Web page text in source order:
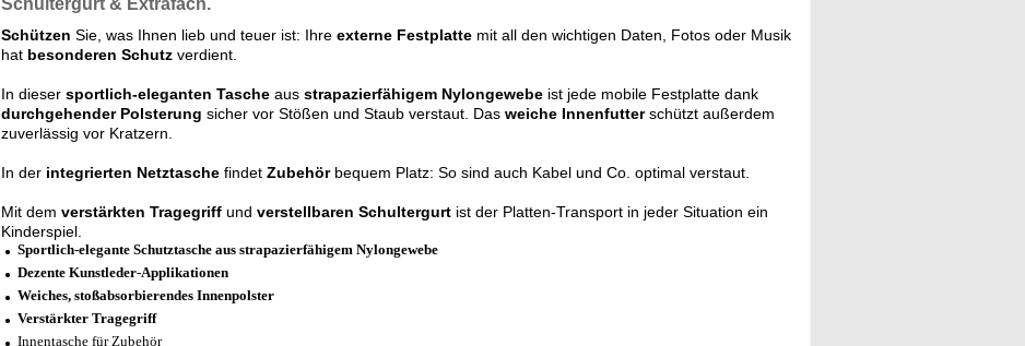
Schultergurt & Extrafach.
Schützen Sie, was Ihnen lieb und teuer ist: Ihre externe Festplatte mit all den wichtigen Daten, Fotos oder Musik
hat besonderen Schutz verdient.
In dieser sportlich-eleganten Tasche aus strapazierfähigem Nylongewebe ist jede mobile Festplatte dank
durchgehender Polsterung sicher vor Stößen und Staub verstaut. Das weiche Innenfutterschützt außerdem
zuverlässig vor Kratzern.
In der integrierten Netztasche findet Zubehörbequem Platz: So sind auch Kabel und Co. optimal verstaut.
Mit dem verstärkten Tragegriff und verstellbaren Schultergurt ist der Platten-Transport in jeder Situation ein
Kinderspiel.
Sportlich-elegante Schutztasche aus strapazierfähigem Nylongewebe
Dezente Kunstleder-Applikationen
Weiches, stoßabsorbierendes Innenpolster
Verstärkter Tragegriff
Innentasche für Zubehör